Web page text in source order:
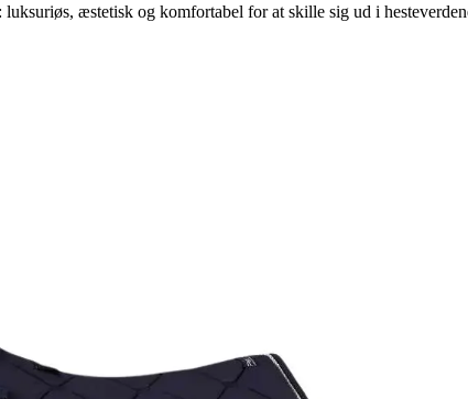
luksuriøs, æstetisk og komfortabel for at skille sig ud i